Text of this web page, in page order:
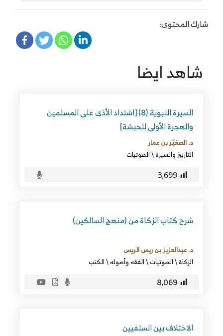
شارك المحتوى:
شاهد ايضا
السيرة النبوية (8) [اشتداد الأذى على المسلمين
والهجرة الأولى للحبشة]
د. الصغيَّر بن عمار
التاريخ والسيرة\الصوتيات
3٬699
شرح كتاب الزكاة من (منهج السالكين)
د. عبدالعزيز بن ريس الريس
الزكاة\الصوتيات\الفقه وأصوله\الكتب
8٬069
الاختلاف بين السلفيين